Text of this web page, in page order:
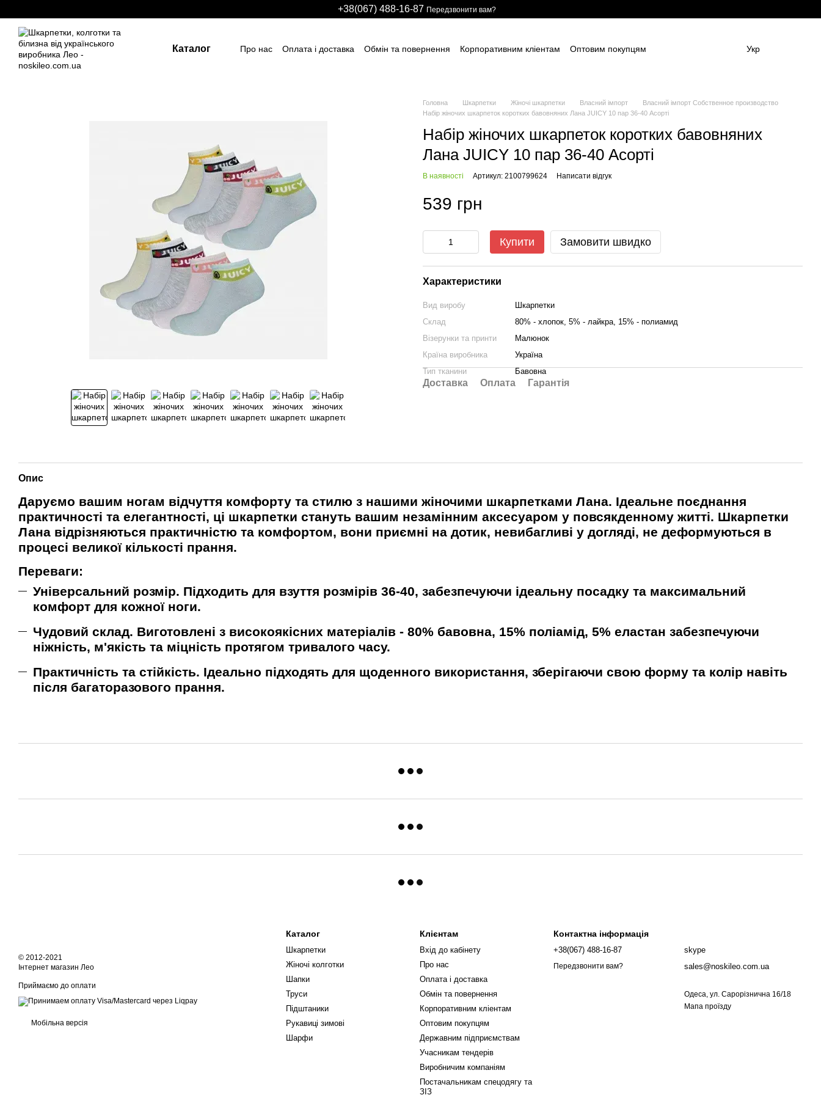
+38(067) 488-16-87 Передзвонити вам?
Каталог Про нас Оплата і доставка Обмін та повернення Корпоративним кліентам
Оптовим покупцям
Укр
Головна Шкарпетки Жіночі шкарпетки Власний імпорт
Власний імпорт Собственное производство
Набір жіночих шкарпеток коротких бавовняних Лана JUICY 10 пар 36-40 Асорті
Набір жіночих шкарпеток коротких бавовняних
Лана JUICY 10 пар 36-40 Асорті
В наявності Артикул: 2100799624 Написати відгук
539 грн
Купити Замовити швидко
Характеристики
Вид виробу
Шкарпетки
Склад
80% - хлопок, 5% - лайкра, 15% - полиамид
Візерунки та принти
Малюнок
Країна виробника
Україна
Тип тканини
Бавовна
Доставка Оплата Гарантія
Опис
Даруємо вашим ногам відчуття комфорту та стилю з нашими жіночими шкарпетками Лана. Ідеальне поєднання
практичності та елегантності, ці шкарпетки стануть вашим незамінним аксесуаром у повсякденному житті. Шкарпетки
Лана відрізняються практичністю та комфортом, вони приємні на дотик, невибагливі у догляді, не деформуються в
процесі великої кількості прання.
Переваги:
Універсальний розмір. Підходить для взуття розмірів 36-40, забезпечуючи ідеальну посадку та максимальний
комфорт для кожної ноги.
Чудовий склад. Виготовлені з високоякісних матеріалів - 80% бавовна, 15% поліамід, 5% еластан забезпечуючи
ніжність, м'якість та міцність протягом тривалого часу.
Практичність та стійкість. Ідеально підходять для щоденного використання, зберігаючи свою форму та колір навіть
після багаторазового прання.
© 2012-2021
Інтернет магазин Лео
Приймаємо до оплати
Мобільна версія
Каталог
Шкарпетки
Жіночі колготки
Шапки
Труси
Підштаники
Рукавиці зимові
Шарфи
Клієнтам
Вхід до кабінету
Про нас
Оплата і доставка
Обмін та повернення
Корпоративним кліентам
Оптовим покупцям
Державним підприємствам
Учасникам тендерів
Виробничим компаніям
Постачальникам спецодягу та
ЗІЗ
Контактна інформація
+38(067) 488-16-87
Передзвонити вам?
skype
sales@noskileo.com.ua
Одеса, ул. Сарорізнична 16/18
Мапа проїзду